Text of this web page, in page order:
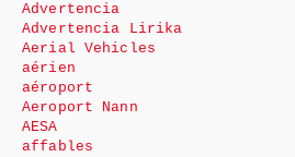
Advertencia
Advertencia Lirika
Aerial Vehicles
aérien
aéroport
Aeroport Nann
AESA
affables